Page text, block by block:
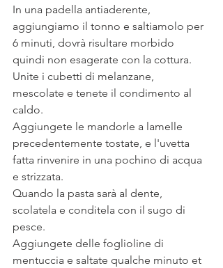
In una padella antiaderente,
aggiungiamo il tonno e saltiamolo per
6 minuti, dovrà risultare morbido
quindi non esagerate con la cottura.
Unite i cubetti di melanzane,
mescolate e tenete il condimento al
caldo.
Aggiungete le mandorle a lamelle
precedentemente tostate, e l'uvetta
fatta rinvenire in una pochino di acqua
e strizzata.
Quando la pasta sarà al dente,
scolatela e conditela con il sugo di
pesce.
Aggiungete delle foglioline di
mentuccia e saltate qualche minuto et